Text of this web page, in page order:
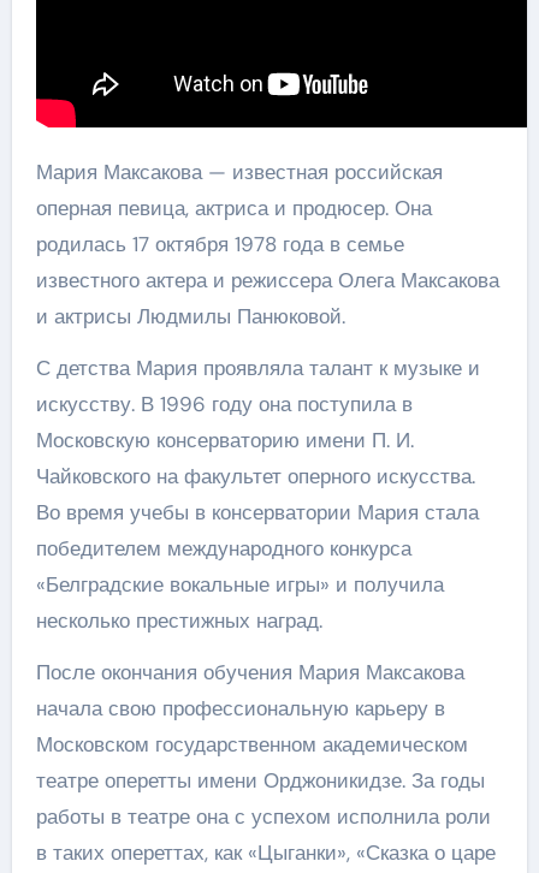
Мария Максакова — известная российская
оперная певица, актриса и продюсер. Она
родилась 17 октября 1978 года в семье
известного актера и режиссера Олега Максакова
и актрисы Людмилы Панюковой.
С детства Мария проявляла талант к музыке и
искусству. В 1996 году она поступила в
Московскую консерваторию имени П. И.
Чайковского на факультет оперного искусства.
Во время учебы в консерватории Мария стала
победителем международного конкурса
«Белградские вокальные игры» и получила
несколько престижных наград.
После окончания обучения Мария Максакова
начала свою профессиональную карьеру в
Московском государственном академическом
театре оперетты имени Орджоникидзе. За годы
работы в театре она с успехом исполнила роли
в таких опереттах, как «Цыганки», «Сказка о царе